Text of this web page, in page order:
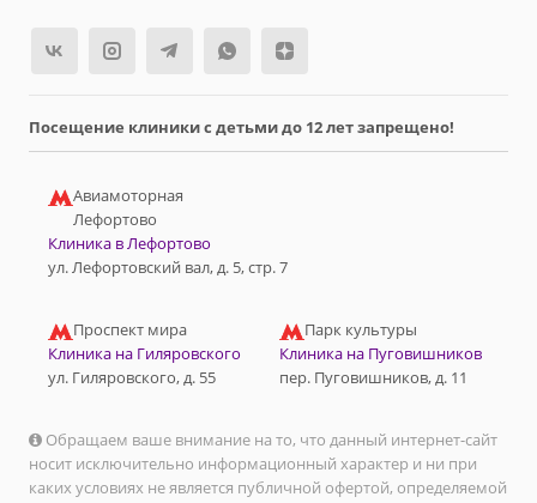
Посещение клиники с детьми до 12 лет запрещено!
Авиамоторная
Лефортово
Клиника в Лефортово
ул. Лефортовский вал, д. 5, стр. 7
Проспект мира
Клиника на Гиляровского
ул. Гиляровского, д. 55
Парк культуры
Клиника на Пуговишников
пер. Пуговишников, д. 11
Обращаем ваше внимание на то, что данный интернет-сайт
носит исключительно информационный характер и ни при
каких условиях не является публичной офертой, определяемой